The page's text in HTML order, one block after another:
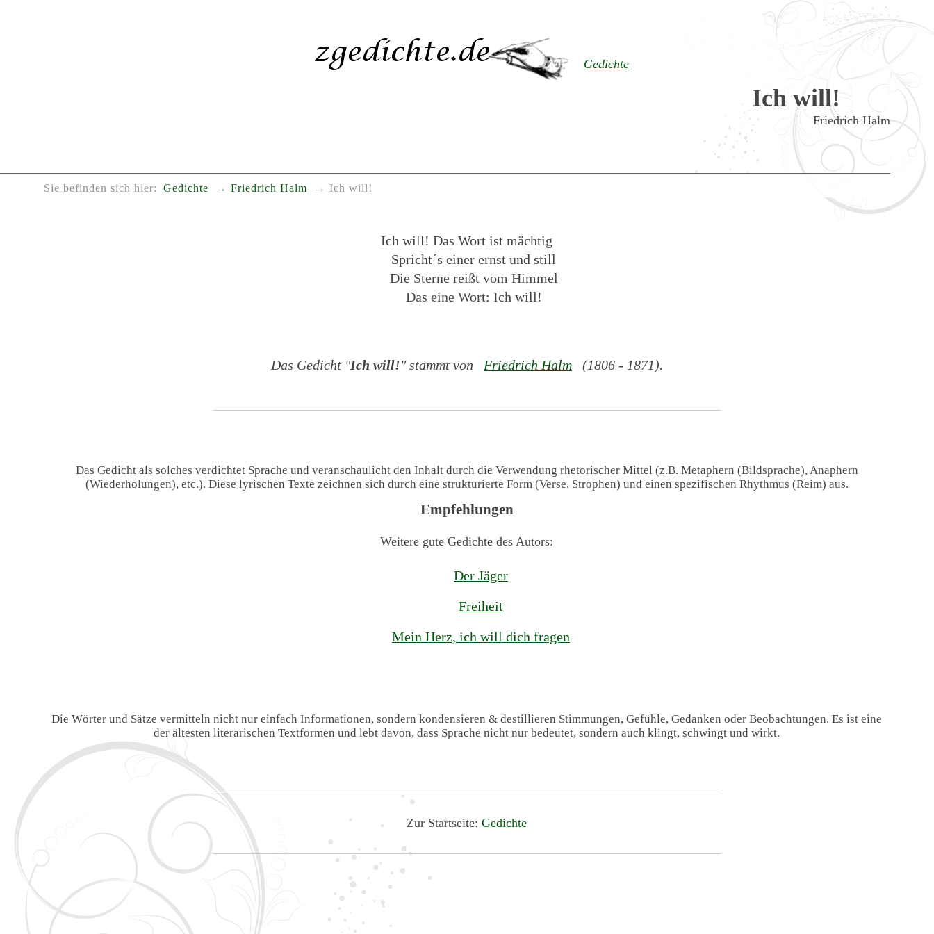
Gedichte
Ich will!
Friedrich Halm
Sie befinden sich hier: Gedichte Friedrich Halm Ich will!
Ich will! Das Wort ist mächtig
Spricht´s einer ernst und still
Die Sterne reißt vom Himmel
Das eine Wort: Ich will!
Das Gedicht "Ich will!" stammt von Friedrich Halm(1806 - 1871).
Das Gedicht als solches verdichtet Sprache und veranschaulicht den Inhalt durch die Verwendung rhetorischer Mittel (z.B. Metaphern (Bildsprache), Anaphern
(Wiederholungen), etc.). Diese lyrischen Texte zeichnen sich durch eine strukturierte Form (Verse, Strophen) und einen spezifischen Rhythmus (Reim) aus.
Empfehlungen
Weitere gute Gedichte des Autors:
Der Jäger
Freiheit
Mein Herz, ich will dich fragen
Die Wörter und Sätze vermitteln nicht nur einfach Informationen, sondern kondensieren & destillieren Stimmungen, Gefühle, Gedanken oder Beobachtungen. Es ist eine
der ältesten literarischen Textformen und lebt davon, dass Sprache nicht nur bedeutet, sondern auch klingt, schwingt und wirkt.
Zur Startseite:Gedichte